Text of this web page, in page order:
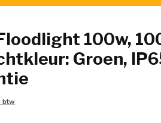
100w,
Groen,
btw